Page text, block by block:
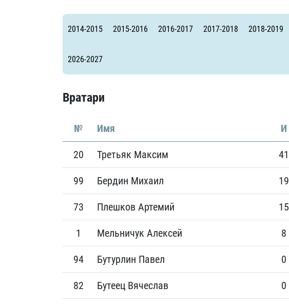
2014-2015 2015-2016 2016-2017 2017-2018 2018-2019
2026-2027
Вратари
№ Имя И
20 Третьяк Максим 41
99 Бердин Михаил 19
73 Плешков Артемий 15
1 Мельничук Алексей 8
94 Бутурлин Павел 0
82 Бутеец Вячеслав 0